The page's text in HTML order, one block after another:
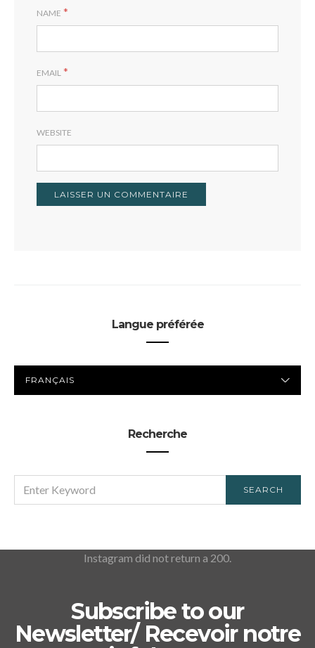
NAME *
EMAIL *
WEBSITE
Langue préférée
PRÉFÉRÉE
Recherche
FOR:
SEARCH
Instagram did not return a 200.
Subscribe to our
Newsletter/ Recevoir notre